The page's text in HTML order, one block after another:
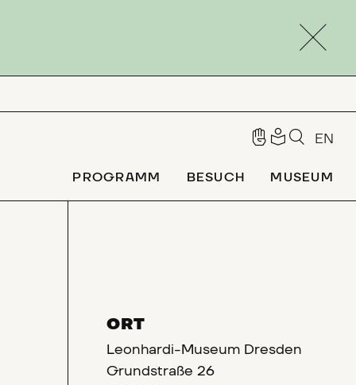
EN
PROGRAMM BESUCH MUSEUM
ORT
Leonhardi-Museum Dresden
Grundstraße 26